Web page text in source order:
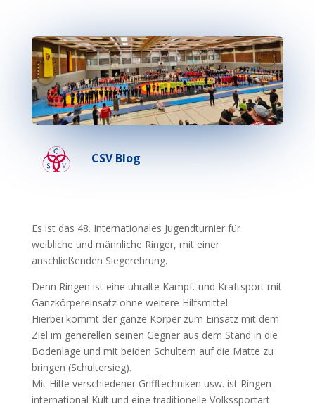
CSV Blog
Es ist das 48. Internationales Jugendturnier für
weibliche und männliche Ringer, mit einer
anschließenden Siegerehrung.
Denn Ringen ist eine uhralte Kampf.-und Kraftsport mit
Ganzkörpereinsatz ohne weitere Hilfsmittel.
Hierbei kommt der ganze Körper zum Einsatz mit dem
Ziel im generellen seinen Gegner aus dem Stand in die
Bodenlage und mit beiden Schultern auf die Matte zu
bringen (Schultersieg).
Mit Hilfe verschiedener Grifftechniken usw. ist Ringen
international Kult und eine traditionelle Volkssportart